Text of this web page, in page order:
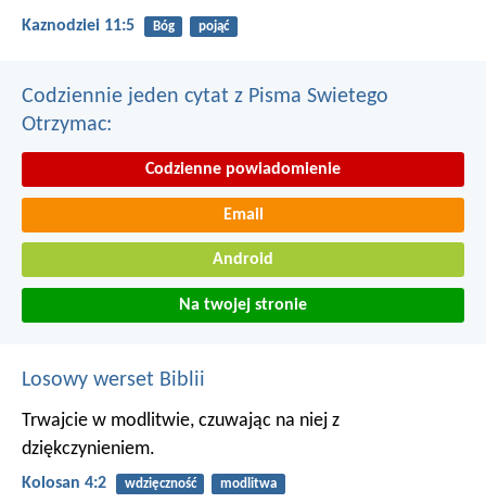
Kaznodziei 11:5 Bóg pojąć
Codziennie jeden cytat z Pisma Swietego
Otrzymac:
Codzienne powiadomienie
Email
Android
Na twojej stronie
Losowy werset Biblii
Trwajcie w modlitwie, czuwając na niej z
dziękczynieniem.
Kolosan 4:2 wdzięczność modlitwa